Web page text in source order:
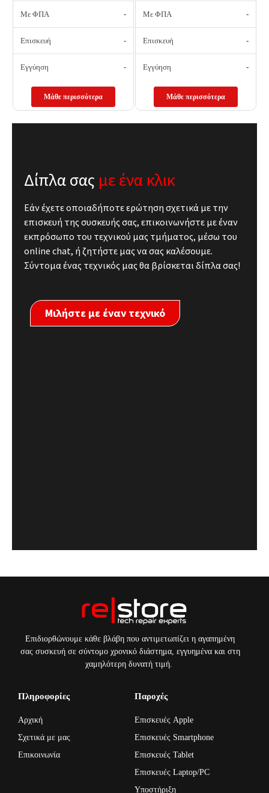
Με ΦΠΑ -
Επισκευή -
Εγγύηση -
Μάθε περισσότερα
Με ΦΠΑ -
Επισκευή -
Εγγύηση -
Μάθε περισσότερα
Δίπλα σας με ένα κλικ
Εάν έχετε οποιαδήποτε ερώτηση σχετικά με την
επισκευή της συσκευής σας, επικοινωνήστε με έναν
εκπρόσωπο του τεχνικού μας τμήματος, μέσω του
online chat, ή ζητήστε μας να σας καλέσουμε.
Σύντομα ένας τεχνικός μας θα βρίσκεται δίπλα σας!
Μιλήστε με έναν τεχνικό
Επιδιορθώνουμε κάθε βλάβη που αντιμετωπίζει η αγαπημένη
σας συσκευή σε σύντομο χρονικό διάστημα, εγγυημένα και στη
χαμηλότερη δυνατή τιμή.
Πληροφορίες
Αρχική
Σχετικά με μας
Επικοινωνία
Παροχές
Επισκευές Apple
Επισκευές Smartphone
Επισκευές Tablet
Επισκευές Laptop/PC
Υποστήριξη